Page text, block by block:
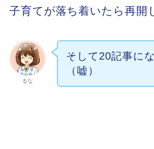
子育てが落ち着いたら再開
るな
そして20記事に
（嘘）